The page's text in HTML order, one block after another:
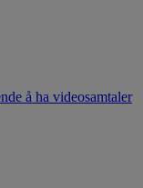
å ha videosamtaler